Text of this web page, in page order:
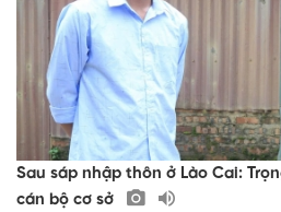
Sau sáp nhập thôn ở Lào Cai:
cán bộ cơ sở